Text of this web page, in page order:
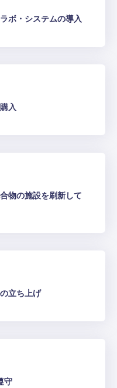
ボ・システムの導入
入
物の施設を刷新して
立ち上げ
守